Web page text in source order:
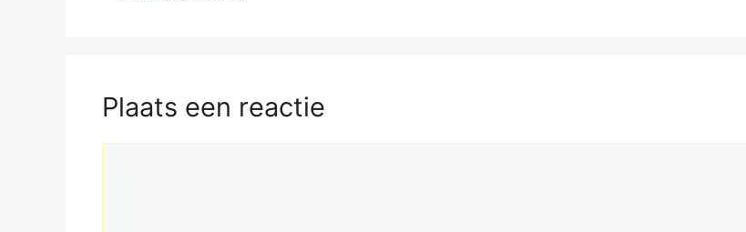
Plaats een reactie